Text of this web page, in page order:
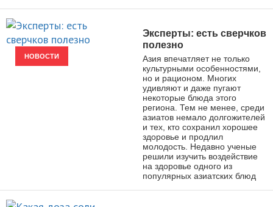
НОВОСТИ
Эксперты: есть сверчков
полезно
Азия впечатляет не только
культурными особенностями,
но и рационом. Многих
удивляют и даже пугают
некоторые блюда этого
региона. Тем не менее, среди
азиатов немало долгожителей
и тех, кто сохранил хорошее
здоровье и продлил
молодость. Недавно ученые
решили изучить воздействие
на здоровье одного из
популярных азиатских блюд